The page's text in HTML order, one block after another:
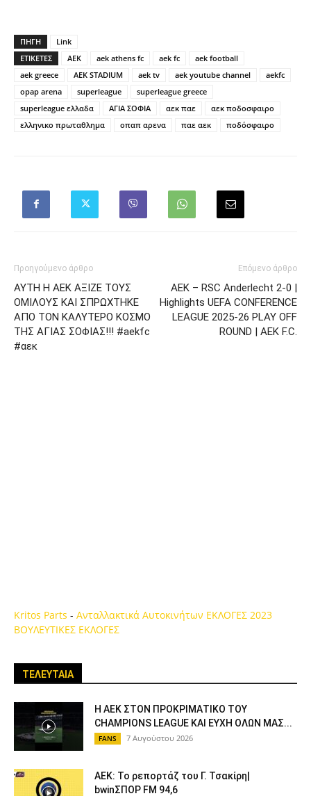
ΠΗΓΗ
Link
ΕΤΙΚΕΤΕΣ
AEK aek athens fc aek fc
aek football
aek greece
AEK STADIUM aek tv aek youtube channel
aekfc
opap arena
superleague
superleague greece
superleague ελλαδα
ΑΓΙΑ ΣΟΦΙΑ αεκ παε
αεκ ποδοσφαιρο
ελληνικο πρωταθλημα
οπαπ αρενα παε αεκ ποδόσφαιρο
Προηγούμενο άρθρο
ΑΥΤΗ Η ΑΕΚ ΑΞΙΖΕ ΤΟΥΣ
ΟΜΙΛΟΥΣ ΚΑΙ ΣΠΡΩΧΤΗΚΕ
ΑΠΟ ΤΟΝ ΚΑΛΥΤΕΡΟ ΚΟΣΜΟ
ΤΗΣ ΑΓΙΑΣ ΣΟΦΙΑΣ!!! #aekfc
#αεκ
Επόμενο άρθρο
ΑΕΚ – RSC Anderlecht 2-0 |
Highlights UEFA CONFERENCE
LEAGUE 2025-26 PLAY OFF
ROUND | AEK F.C.
Kritos Parts - Ανταλλακτικά Αυτοκινήτων ΕΚΛΟΓΕΣ 2023
ΒΟΥΛΕΥΤΙΚΕΣ ΕΚΛΟΓΕΣ
ΤΕΛΕΥΤΑΙΑ
Η ΑΕΚ ΣΤΟΝ ΠΡΟΚΡΙΜΑΤΙΚΟ ΤΟΥ
CHAMPIONS LEAGUE ΚΑΙ ΕΥΧΗ ΟΛΩΝ ΜΑΣ...
FANS 7 Αυγούστου 2026
ΑΕΚ: Το ρεπορτάζ του Γ. Τσακίρη|
bwinΣΠΟΡ FM 94,6